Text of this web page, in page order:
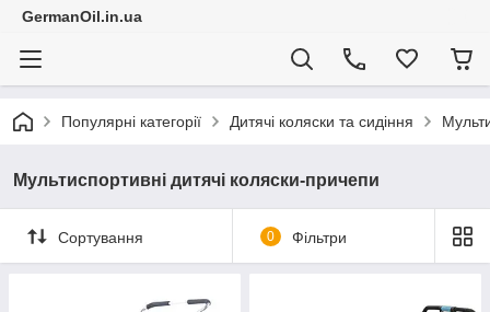
GermanOil.in.ua
Популярні категорії Дитячі коляски та сидіння
Мультиспортивні дитячі коляски-причепи
Сортування 0 Фільтри